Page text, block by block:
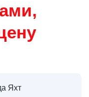
Яхт